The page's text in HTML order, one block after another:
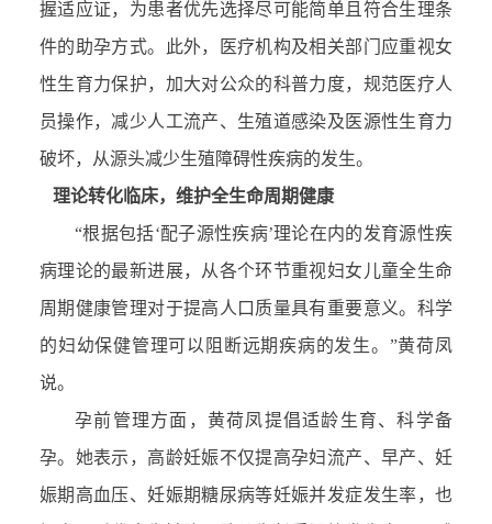
握适应证，为患者优先选择尽可能简单且符合生理条
件的助孕方式。此外，医疗机构及相关部门应重视女
性生育力保护，加大对公众的科普力度，规范医疗人
员操作，减少人工流产、生殖道感染及医源性生育力
破坏，从源头减少生殖障碍性疾病的发生。
理论转化临床，维护全生命周期健康
“根据包括‘配子源性疾病’理论在内的发育源性疾
病理论的最新进展，从各个环节重视妇女儿童全生命
周期健康管理对于提高人口质量具有重要意义。科学
的妇幼保健管理可以阻断远期疾病的发生。”黄荷凤
说。
孕前管理方面，黄荷凤提倡适龄生育、科学备
孕。她表示，高龄妊娠不仅提高孕妇流产、早产、妊
娠期高血压、妊娠期糖尿病等妊娠并发症发生率，也